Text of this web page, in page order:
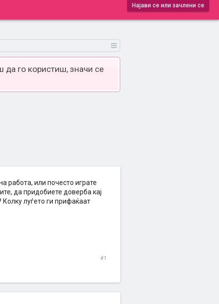
Најави се или зачлени се
да го користиш, значи се
работа, или почесто играте
да придобиете доверба кај
луѓето ги прифаќаат
#1